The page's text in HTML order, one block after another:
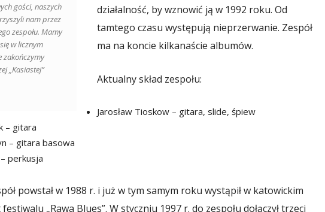
gości, naszych
nam przez
zespołu. Mamy
w licznym
zakończymy
„Kasiastej”
działalność, by wznowić ją w 1992 roku. Od
tamtego czasu występują nieprzerwanie. Zespół
ma na koncie kilkanaście albumów.
Aktualny skład zespołu:
Jarosław Tioskow – gitara, slide, śpiew
– gitara
– gitara basowa
perkusja
powstał w 1988 r. i już w tym samym roku wystąpił w katowickim
„Rawa Blues”. W styczniu 1997 r. do zespołu dołączył trzeci